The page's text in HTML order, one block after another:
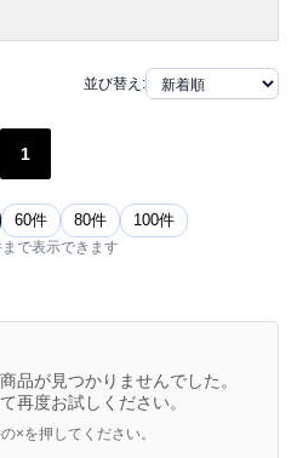
並び替え:
1
60件 80件 100件
で表示できます
品が見つかりませんでした。
再度お試しください。
×を押してください。